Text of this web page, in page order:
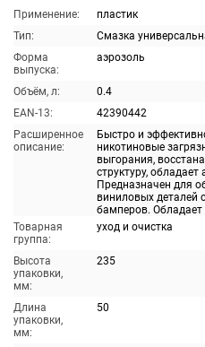
Применение:
пластик
Тип:
Смазка
Форма
выпуска:
аэрозоль
Объём, л:
0.4
EAN-13:
42390442
Расширенное
описание:
Быстро и
никотиновые
выгорания,
структуру,
Предназначен для
виниловых деталей
бамперов.
Товарная
группа:
уход и очистка
Высота
упаковки,
мм:
235
Длина
упаковки,
мм:
50